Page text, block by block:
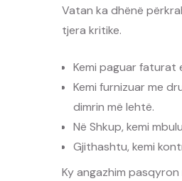
Vatan ka dhënë
tjera kritike.
Kemi paguar faturat
Kemi furnizuar me
dimrin më lehtë.
Në Shkup, kemi
Gjithashtu, kemi
Ky angazhim